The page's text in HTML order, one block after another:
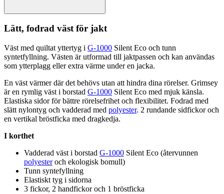
Lätt, fodrad väst för jakt
Väst med quiltat yttertyg i G-1000 Silent Eco och tunn
syntetfyllning. Västen är utformad till jaktpassen och kan användas
som ytterplagg eller extra värme under en jacka.
En väst värmer där det behövs utan att hindra dina rörelser. Grimsey
är en rymlig väst i borstad G-1000 Silent Eco med mjuk känsla.
Elastiska sidor för bättre rörelsefrihet och flexibilitet. Fodrad med
slätt nylontyg och vadderad med polyester. 2 rundande sidfickor och
en vertikal bröstficka med dragkedja.
I korthet
Vadderad väst i borstad G-1000 Silent Eco (återvunnen
polyesteroch ekologisk bomull)
Tunn syntefyllning
Elastiskt tyg i sidorna
3 fickor, 2 handfickor och 1 bröstficka